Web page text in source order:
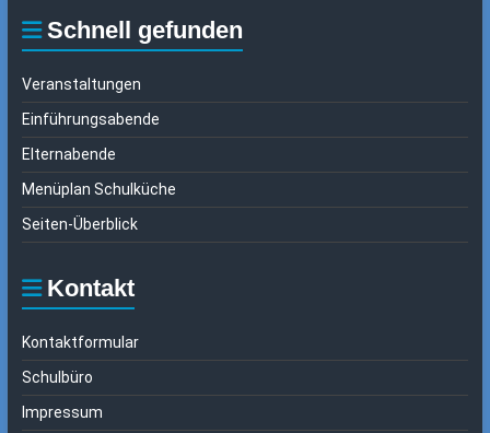
Schnell gefunden
Veranstaltungen
Einführungsabende
Elternabende
Menüplan Schulküche
Seiten-Überblick
Kontakt
Kontaktformular
Schulbüro
Impressum